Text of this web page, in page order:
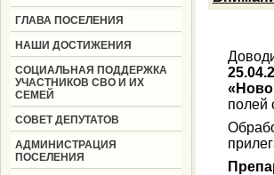
ГЛАВА ПОСЕЛЕНИЯ
НАШИ ДОСТИЖЕНИЯ
СОЦИАЛЬНАЯ ПОДДЕРЖКА
УЧАСТНИКОВ СВО И ИХ
СЕМЕЙ
СОВЕТ ДЕПУТАТОВ
АДМИНИСТРАЦИЯ
ПОСЕЛЕНИЯ
полей